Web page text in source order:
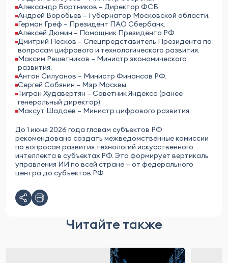
Александр Бортников – Директор ФСБ.
Андрей Воробьев – Губернатор Московской области.
Герман Греф – Президент ПАО Сбербанк.
Алексей Дюмин – Помощник Президента РФ.
Дмитрий Песков – Спецпредставитель Президента по
вопросам цифрового и технологического развития.
Максим Решетников – Министр экономического
развития.
Антон Силуанов – Министр Финансов РФ.
Сергей Собянин – Мэр Москвы.
Тигран Худавертян – Советник Яндекса (ранее
генеральный директор).
Максут Шадаев – Министр цифрового развития.
До 1 июня 2026 года главам субъектов РФ
рекомендовано создать межведомственные комиссии
по вопросам развития технологий искусственного
интеллекта в субъектах РФ. Это формирует вертикаль
управления ИИ по всей стране — от федерального
центра до субъектов РФ.
Читайте также